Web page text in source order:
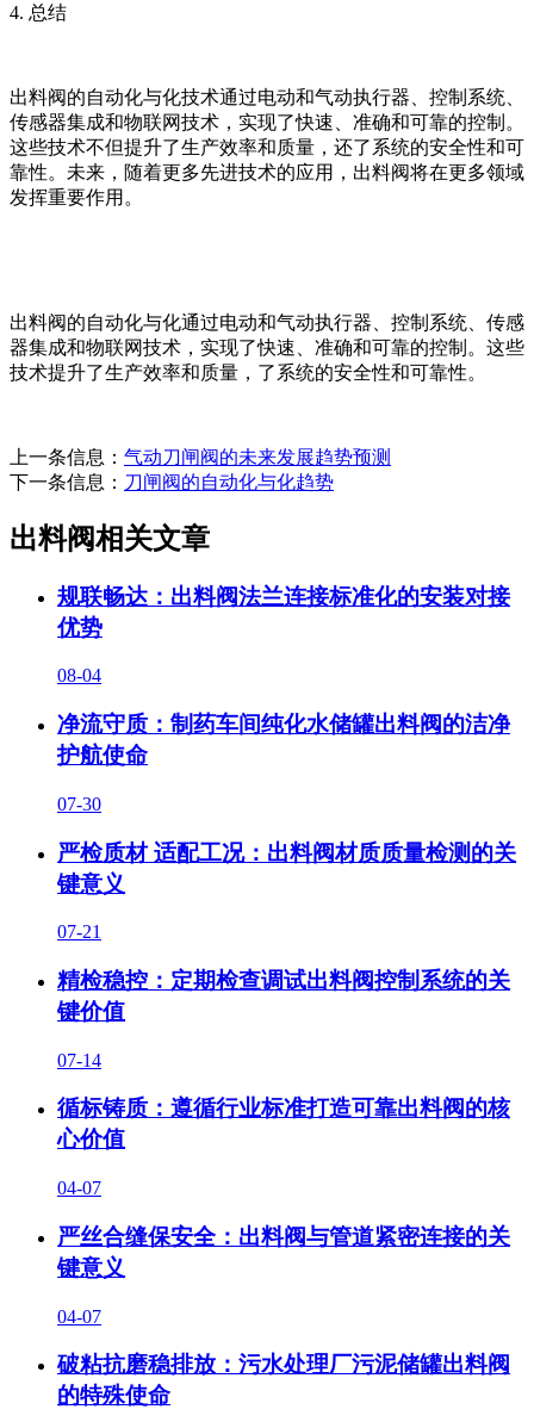
4. 总结
出料阀的自动化与化技术通过电动和气动执行器、控制系统、
传感器集成和物联网技术，实现了快速、准确和可靠的控制。
这些技术不但提升了生产效率和质量，还了系统的安全性和可
靠性。未来，随着更多先进技术的应用，出料阀将在更多领域
发挥重要作用。
出料阀的自动化与化通过电动和气动执行器、控制系统、传感
器集成和物联网技术，实现了快速、准确和可靠的控制。这些
技术提升了生产效率和质量，了系统的安全性和可靠性。
上一条信息： 气动刀闸阀的未来发展趋势预测
下一条信息： 刀闸阀的自动化与化趋势
出料阀相关文章
规联畅达：出料阀法兰连接标准化的安装对接
优势
08-04
净流守质：制药车间纯化水储罐出料阀的洁净
护航使命
07-30
严检质材 适配工况：出料阀材质质量检测的关
键意义
07-21
精检稳控：定期检查调试出料阀控制系统的关
键价值
07-14
循标铸质：遵循行业标准打造可靠出料阀的核
心价值
04-07
严丝合缝保安全：出料阀与管道紧密连接的关
键意义
04-07
破粘抗磨稳排放：污水处理厂污泥储罐出料阀
的特殊使命